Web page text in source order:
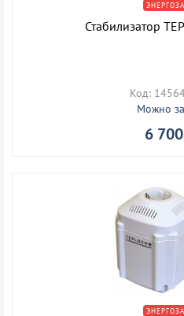
Стабилизатор
Код:
Можно
6 700